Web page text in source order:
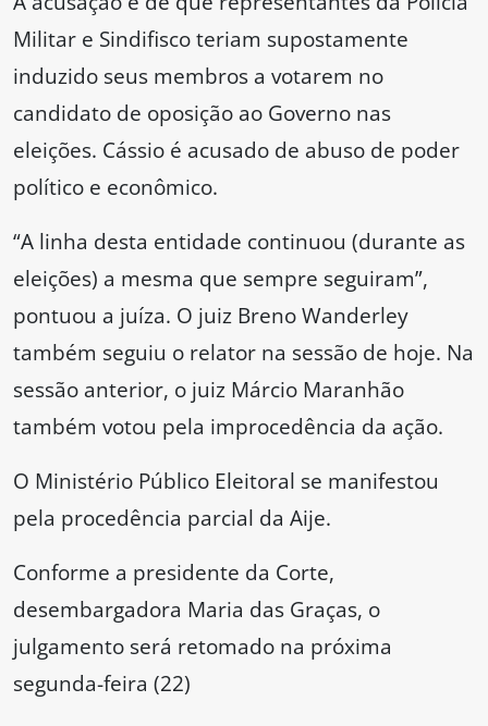
Militar e Sindifisco teriam supostamente
induzido seus membros a votarem no
candidato de oposição ao Governo nas
eleições. Cássio é acusado de abuso de poder
político e econômico.
“A linha desta entidade continuou (durante as
eleições) a mesma que sempre seguiram”,
pontuou a juíza. O juiz Breno Wanderley
também seguiu o relator na sessão de hoje. Na
sessão anterior, o juiz Márcio Maranhão
também votou pela improcedência da ação.
O Ministério Público Eleitoral se manifestou
pela procedência parcial da Aije.
Conforme a presidente da Corte,
desembargadora Maria das Graças, o
julgamento será retomado na próxima
segunda-feira (22)